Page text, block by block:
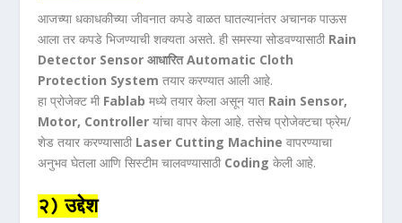
आजच्या धकाधकीच्या जीवनात कपडे वाळत घातल्यानंतर अचानक पाऊस
आला तर कपडे भिजण्याची शक्यता असते. ही समस्या सोडवण्यासाठी Rain
Detector Sensor आधारित Automatic Cloth
Protection System तयार करण्यात आली आहे.
हा प्रोजेक्ट मी Fablab मध्ये तयार केला असून यात Rain Sensor,
Motor, Controller यांचा वापर केला आहे. तसेच प्रोजेक्टचा फ्रेम/
शेड तयार करण्यासाठी Laser Cutting Machine वापरण्याचा
अनुभव घेतला आणि सिस्टीम चालवण्यासाठी Coding केली आहे.
२) उद्देश